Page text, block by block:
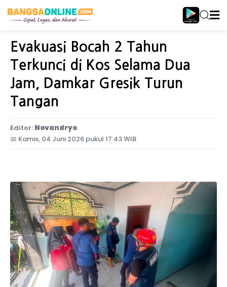
Home Jawa Timur
Evakuasi Bocah 2 Tahun
Terkunci di Kos Selama Dua
Jam, Damkar Gresik Turun
Tangan
Editor: Novandryo
📅 Kamis, 04 Juni 2026 pukul 17:43 WIB